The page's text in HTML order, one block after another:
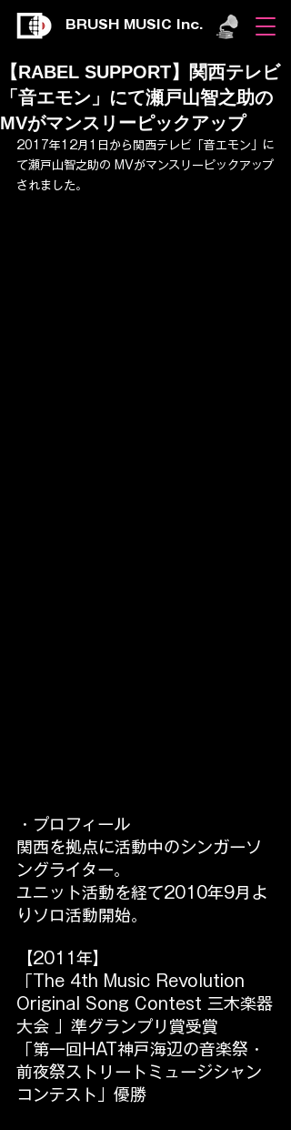
BRUSH MUSIC Inc.
【RABEL SUPPORT】関西テレビ
「音エモン」にて瀬戸山智之助の
MVがマンスリーピックアップ
2017年12月1日から関西テレビ「音エモン」に
て瀬戸山智之助の MVがマンスリーピックアップ
されました。
・プロフィール
関西を拠点に活動中のシンガーソ
ングライター。​​
​ユニット活動を経て2010年9月よ
りソロ活動開始。
【2011年】
「The 4th Music Revolution
Original Song Contest 三木楽器
大会 」準グランプリ賞受賞
「第一回HAT神戸海辺の音楽祭・
前夜祭ストリートミュージシャン
コンテスト」優勝